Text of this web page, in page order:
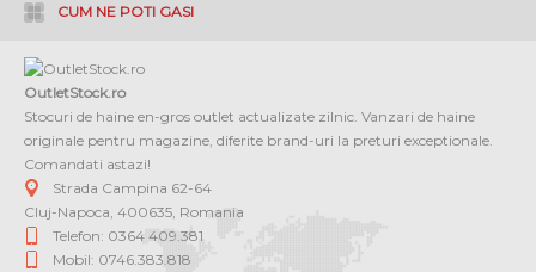
CUM NE POTI GASI
OutletStock.ro
Stocuri de haine en-gros outlet actualizate zilnic. Vanzari de haine
originale pentru magazine, diferite brand-uri la preturi exceptionale.
Comandati astazi!
Strada Campina 62-64
Cluj-Napoca 400635 Romania
Telefon: 0364 409.381
Mobil: 0746.383.818